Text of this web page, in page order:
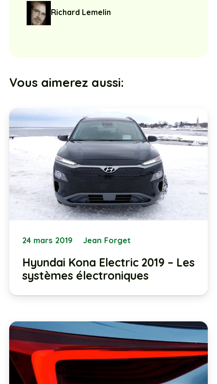
Richard Lemelin
Vous aimerez aussi:
24 mars 2019 Jean Forget
Hyundai Kona Electric 2019 – Les
systèmes électroniques